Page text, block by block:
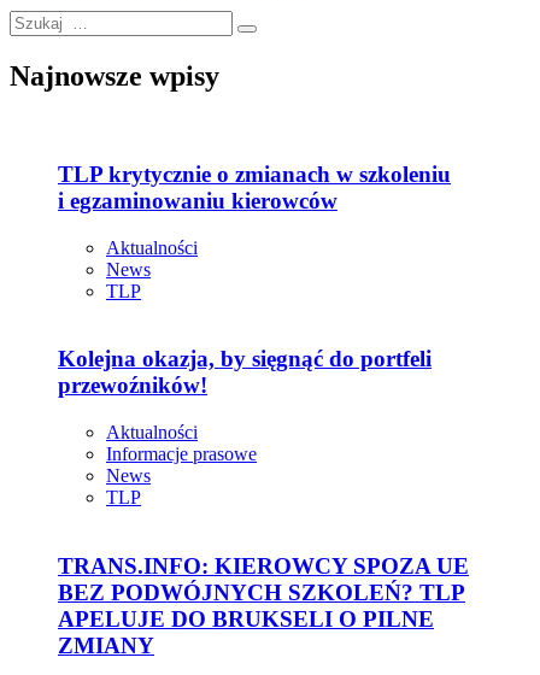
Najnowsze wpisy
TLP krytycznie o zmianach w szkoleniu
i egzaminowaniu kierowców
Aktualności
News
TLP
Kolejna okazja, by sięgnąć do portfeli
przewoźników!
Aktualności
Informacje prasowe
News
TLP
TRANS.INFO: KIEROWCY SPOZA UE
BEZ PODWÓJNYCH SZKOLEŃ? TLP
APELUJE DO BRUKSELI O PILNE
ZMIANY